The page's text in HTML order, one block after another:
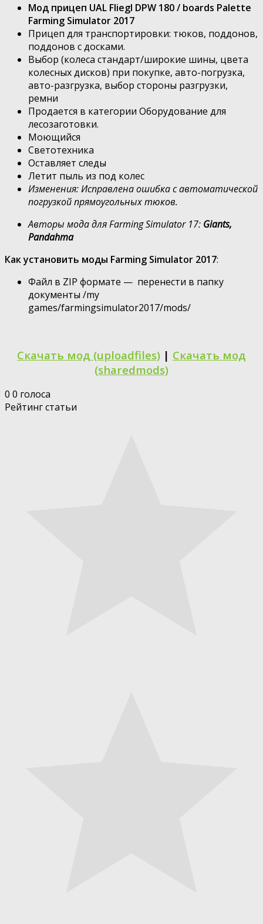
Мод прицеп UAL Fliegl DPW 180 / boards Palette
Farming Simulator 2017
Прицеп для транспортировки: тюков, поддонов,
поддонов с досками.
Выбор (колеса стандарт/широкие шины, цвета
колесных дисков) при покупке, авто-погрузка,
авто-разгрузка, выбор стороны разгрузки,
ремни
Продается в категории Оборудование для
лесозаготовки.
Моющийся
Светотехника
Оставляет следы
Летит пыль из под колес
Изменения: Исправлена ошибка с автоматической
погрузкой прямоугольных тюков.
Авторы мода для Farming Simulator 17: Giants,
Pandahma
Как установить моды Farming Simulator 2017:
Файл в ZIP формате — перенести в папку
документы /my
games/farmingsimulator2017/mods/
Скачать мод (uploadfiles) | Скачать мод
(sharedmods)
0 0 голоса
Рейтинг статьи